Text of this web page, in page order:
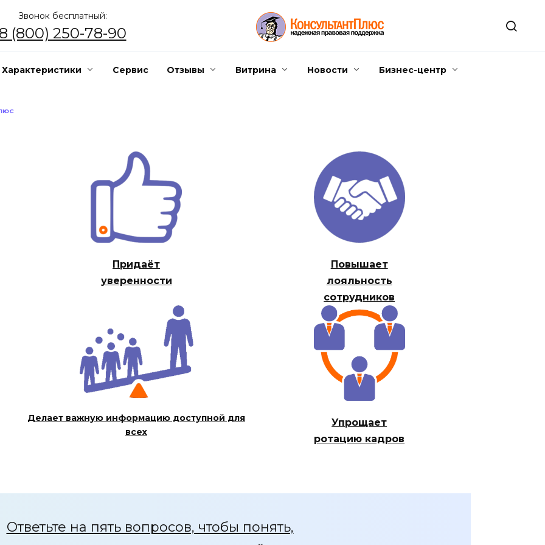
Звонок бесплатный:
(800) 250-78-90
Характеристики Сервис Отзывы Витрина Новости Бизнес-центр
Придаёт
уверенности
Повышает
лояльность
сотрудников
Делает важную информацию доступной для
всех
Упрощает
ротацию кадров
Ответьте на пять вопросов, чтобы понять,